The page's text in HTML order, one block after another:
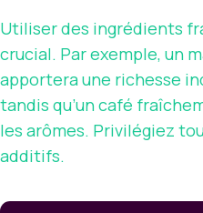
Utiliser des ingrédients
crucial. Par exemple, un
apportera une richesse
tandis qu’un café
les arômes. Privilégiez
additifs.